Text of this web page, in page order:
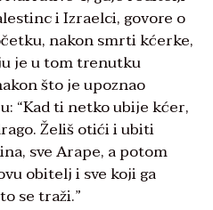
i Izraelci, govore o
nakon smrti kćerke,
je u tom trenutku
što je upoznao
“Kad ti netko ubije kćer,
Želiš otići i ubiti
sve Arape, a potom
obitelj i sve koji ga
se traži.”